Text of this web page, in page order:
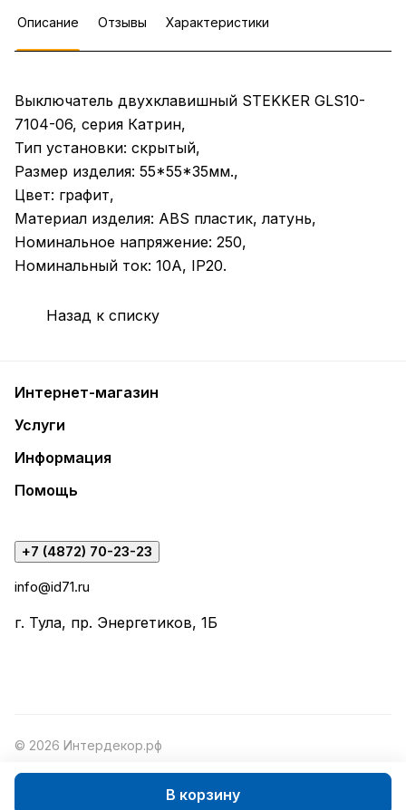
В корзину
Описание Отзывы Характеристики
Выключатель двухклавишный STEKKER GLS10-
7104-06, серия Катрин,
Тип установки: скрытый,
Размер изделия: 55*55*35мм.,
Цвет: графит,
Материал изделия: ABS пластик, латунь,
Номинальное напряжение: 250,
Номинальный ток: 10А, IP20.
Назад к списку
Интернет-магазин
Услуги
Информация
Помощь
+7 (4872) 70-23-23
info@id71.ru
г. Тула, пр. Энергетиков, 1Б
© 2026 Интердекор.рф